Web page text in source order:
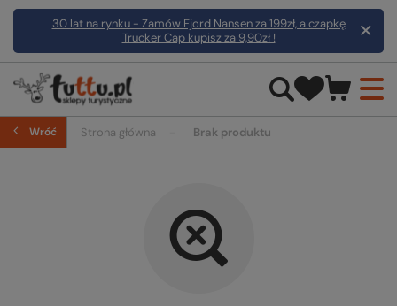
30 lat na rynku - Zamów Fjord Nansen za 199zł, a czapkę
Trucker Cap kupisz za 9,90zł !
Wróć Strona główna Brak produktu